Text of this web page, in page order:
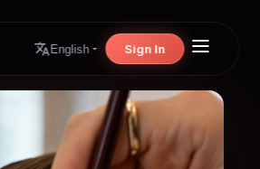
English Sign In